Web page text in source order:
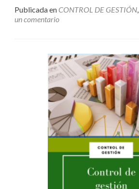
Publicada en CONTROL DE GESTIÓN,
un comentario